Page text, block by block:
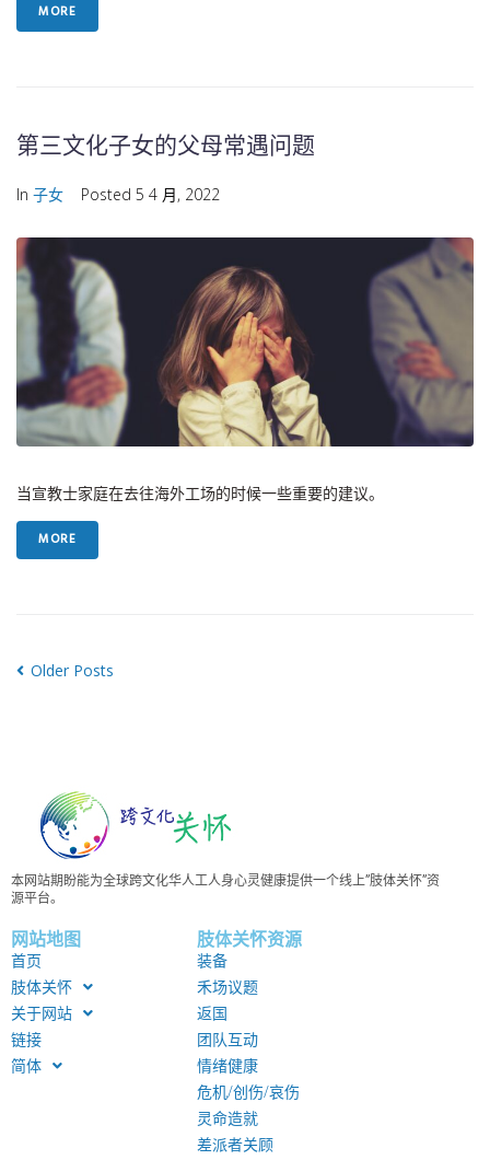
MORE
第三文化子女的父母常遇问题
In 子女 Posted 5 4 月, 2022
当宣教士家庭在去往海外工场的时候一些重要的建议。
MORE
Older Posts
本网站期盼能为全球跨文化华人工人身心灵健康提供一个线上”肢体关怀”资
源平台。
网站地图
首页
肢体关怀
关于网站
链接
简体
肢体关怀资源
装备
禾场议题
返国
团队互动
情绪健康
危机/创伤/哀伤
灵命造就
差派者关顾